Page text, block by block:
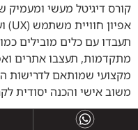
קורס דיגיטל מעשי
מתקדמות, תעצבו אתרים
מקצועי שמותאם לדרישות
משוב אישי והכנה יסודית